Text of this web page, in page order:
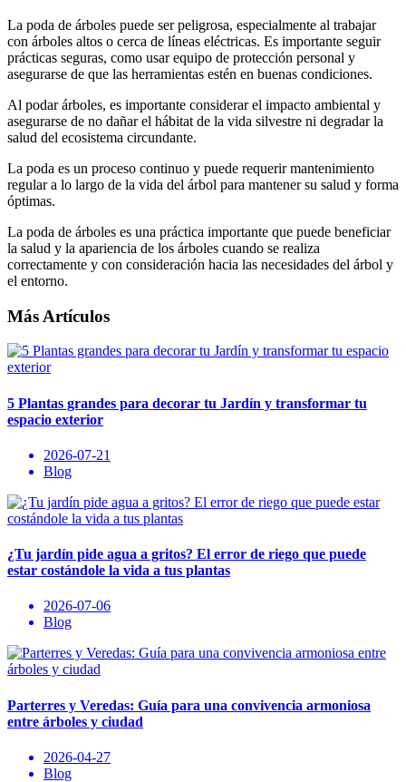
La poda de árboles puede ser peligrosa, especialmente al trabajar
con árboles altos o cerca de líneas eléctricas. Es importante seguir
prácticas seguras, como usar equipo de protección personal y
asegurarse de que las herramientas estén en buenas condiciones.
Al podar árboles, es importante considerar el impacto ambiental y
asegurarse de no dañar el hábitat de la vida silvestre ni degradar la
salud del ecosistema circundante.
La poda es un proceso continuo y puede requerir mantenimiento
regular a lo largo de la vida del árbol para mantener su salud y forma
óptimas.
La poda de árboles es una práctica importante que puede beneficiar
la salud y la apariencia de los árboles cuando se realiza
correctamente y con consideración hacia las necesidades del árbol y
el entorno.
Más Artículos
5 Plantas grandes para decorar tu Jardín y transformar tu
espacio exterior
2026-07-21
Blog
¿Tu jardín pide agua a gritos? El error de riego que puede
estar costándole la vida a tus plantas
2026-07-06
Blog
Parterres y Veredas: Guía para una convivencia armoniosa
entre árboles y ciudad
2026-04-27
Blog